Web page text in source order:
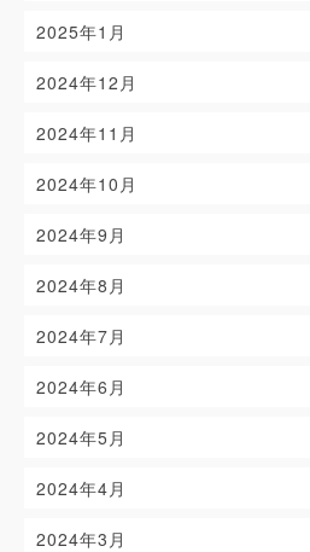
2025年1月
2024年12月
2024年11月
2024年10月
2024年9月
2024年8月
2024年7月
2024年6月
2024年5月
2024年4月
2024年3月